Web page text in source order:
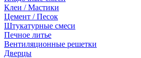
Клеи / Мастики
Цемент / Песок
Штукатурные смеси
Печное литье
Вентиляционные решетки
Дверцы